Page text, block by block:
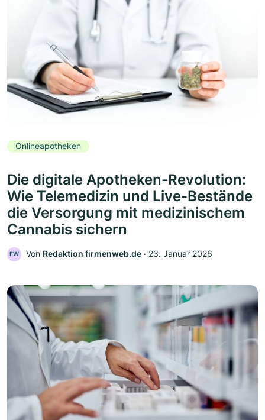
Onlineapotheken
Die digitale Apotheken-Revolution:
Wie Telemedizin und Live-Bestände
die Versorgung mit medizinischem
Cannabis sichern
FW Von Redaktion firmenweb.de ‧ 23. Januar 2026